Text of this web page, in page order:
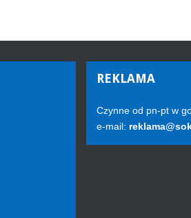
REKLAMA
Czynne od pn-pt w
e-mail: